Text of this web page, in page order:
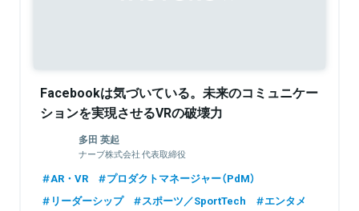
Facebookは気づいている。未来のコミュニケー
ションを実現させるVRの破壊力
多田 英起
ナーブ株式会社 代表取締役
AR・VR
プロダクトマネージャー（PdM）
リーダーシップ
スポーツ／SportTech エンタメ